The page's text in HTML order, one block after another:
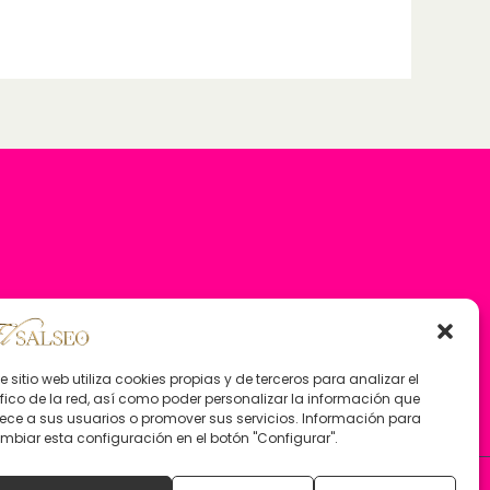
sitio web utiliza cookies propias y de terceros para analizar el
de la red, así como poder personalizar la información que
a sus usuarios o promover sus servicios. Información para
esta configuración en el botón "Configurar".